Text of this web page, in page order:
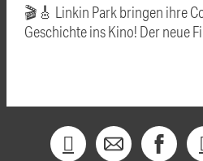
🎬🎸 Linkin Park bringen ihre
Geschichte ins Kino! Der neue